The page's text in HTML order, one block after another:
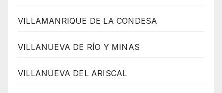
VILLAMANRIQUE DE LA CONDESA
VILLANUEVA DE RÍO Y MINAS
VILLANUEVA DEL ARISCAL